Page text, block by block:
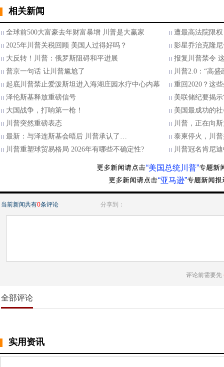
相关新闻
全球前500大富豪去年财富暴增 川普是大赢家
遭最高法院限
2025年川普关税回顾 美国人过得好吗？
影星乔治克隆
大反转！川普：俄罗斯阻碍和平进展
报复川普禁令
普京一句话 让川普尴尬了
川普2.0：“高盛
起底川普禁止爱泼斯坦进入海湖庄园水疗中心内幕
重回2020？这
泽伦斯基释放重磅信号
美联储纪要揭
大国战争，打响第一枪！
美国最成功的
川普突然重磅表态
川普，正在向
最新：与泽连斯基会晤后 川普承认了…
泰柬停火，川
川普重塑球贸易格局 2026年有哪些不确定性?
川普冠名肯尼
“美国总统川普”
“亚马逊”
当前新闻共有0条评论 分享到：
评论前需要先
全部评论
实用资讯